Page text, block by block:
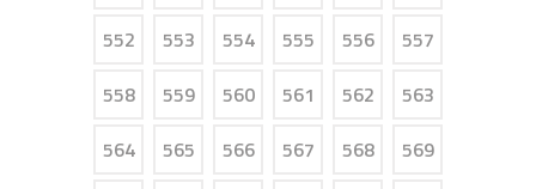
552
553 554 555 556
557
558
559 560 561 562
563
564
565 566 567 568
569